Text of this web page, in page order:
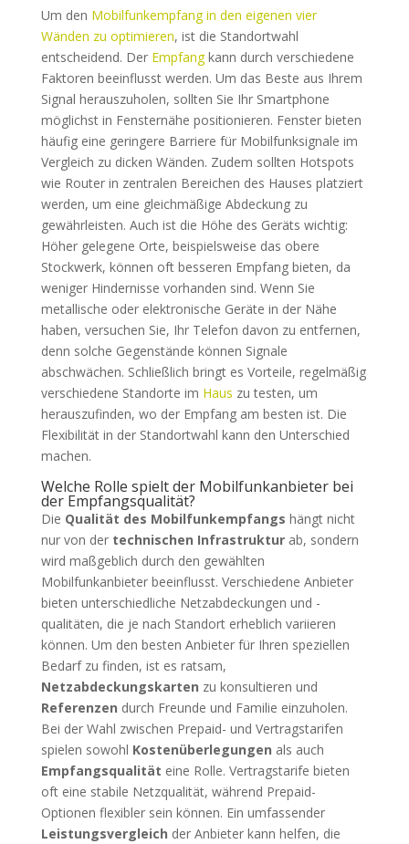
Um den Mobilfunkempfang in den eigenen vier
Wänden zu optimieren, ist die Standortwahl
entscheidend. Der Empfangkann durch verschiedene
Faktoren beeinflusst werden. Um das Beste aus Ihrem
Signal herauszuholen, sollten Sie Ihr Smartphone
möglichst in Fensternähe positionieren. Fenster bieten
häufig eine geringere Barriere für Mobilfunksignale im
Vergleich zu dicken Wänden. Zudem sollten Hotspots
wie Router in zentralen Bereichen des Hauses platziert
werden, um eine gleichmäßige Abdeckung zu
gewährleisten. Auch ist die Höhe des Geräts wichtig:
Höher gelegene Orte, beispielsweise das obere
Stockwerk, können oft besseren Empfang bieten, da
weniger Hindernisse vorhanden sind. Wenn Sie
metallische oder elektronische Geräte in der Nähe
haben, versuchen Sie, Ihr Telefon davon zu entfernen,
denn solche Gegenstände können Signale
abschwächen. Schließlich bringt es Vorteile, regelmäßig
verschiedene Standorte im Haus zu testen, um
herauszufinden, wo der Empfang am besten ist. Die
Flexibilität in der Standortwahl kann den Unterschied
machen.
Welche Rolle spielt der Mobilfunkanbieter bei
der Empfangsqualität?
Die Qualität des Mobilfunkempfangs hängt nicht
nur von der technischen Infrastrukturab, sondern
wird maßgeblich durch den gewählten
Mobilfunkanbieter beeinflusst. Verschiedene Anbieter
bieten unterschiedliche Netzabdeckungen und -
qualitäten, die je nach Standort erheblich variieren
können. Um den besten Anbieter für Ihren speziellen
Bedarf zu finden, ist es ratsam,
Netzabdeckungskarten zu konsultieren und
Referenzen durch Freunde und Familie einzuholen.
Bei der Wahl zwischen Prepaid- und Vertragstarifen
spielen sowohl Kostenüberlegungen als auch
Empfangsqualität eine Rolle. Vertragstarife bieten
oft eine stabile Netzqualität, während Prepaid-
Optionen flexibler sein können. Ein umfassender
Leistungsvergleich der Anbieter kann helfen, die